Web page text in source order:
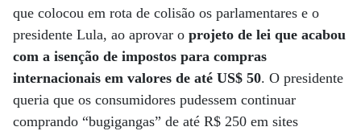
que colocou em rota de colisão os parlamentares e o
presidente Lula, ao aprovar o projeto de lei que acabou
com a isenção de impostos para compras
internacionais em valores de até US$ 50. O presidente
queria que os consumidores pudessem continuar
comprando “bugigangas” de até R$ 250 em sites